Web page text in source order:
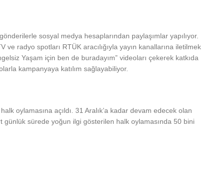
sosyal medya hesaplarından paylaşımlar yapılıyor.
radyo spotları RTÜK aracılığıyla yayın kanallarına iletilmek
Yaşam için ben de buradayım” videoları çekerek katkıda
kampanyaya katılım sağlayabiliyor.
oylamasına açıldı. 31 Aralık’a kadar devam edecek olan
sürede yoğun ilgi gösterilen halk oylamasında 50 bini